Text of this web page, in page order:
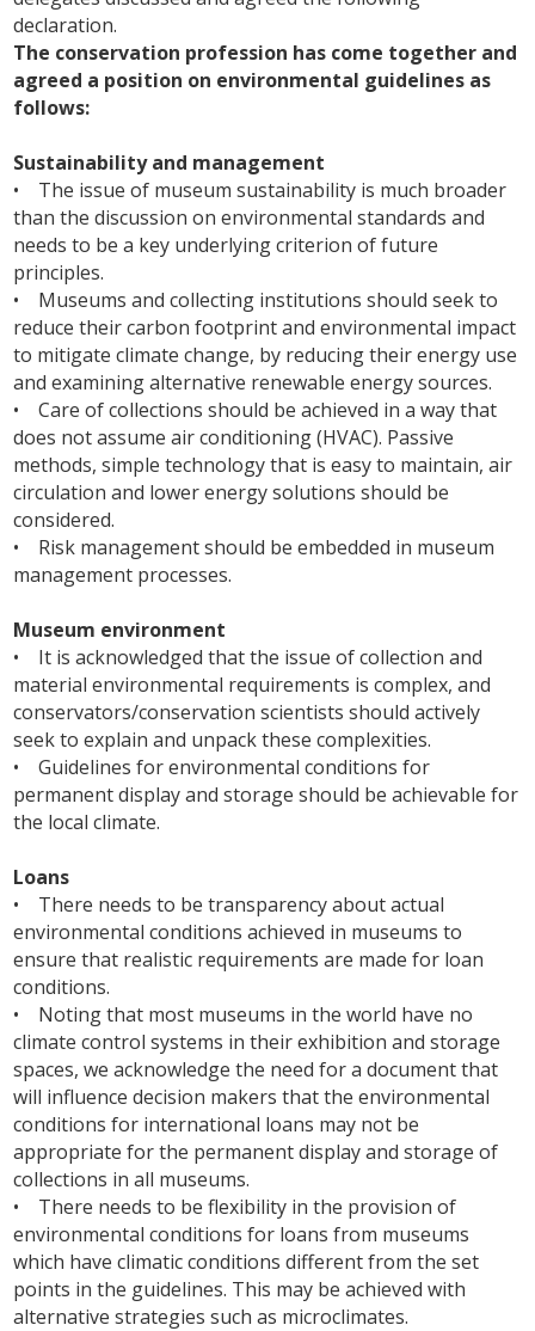
declaration.
The conservation profession has come together and
agreed a position on environmental guidelines as
follows:
Sustainability and management
• The issue of museum sustainability is much broader
than the discussion on environmental standards and
needs to be a key underlying criterion of future
principles.
• Museums and collecting institutions should seek to
reduce their carbon footprint and environmental impact
to mitigate climate change, by reducing their energy use
and examining alternative renewable energy sources.
• Care of collections should be achieved in a way that
does not assume air conditioning (HVAC). Passive
methods, simple technology that is easy to maintain, air
circulation and lower energy solutions should be
considered.
• Risk management should be embedded in museum
management processes.
Museum environment
• It is acknowledged that the issue of collection and
material environmental requirements is complex, and
conservators/conservation scientists should actively
seek to explain and unpack these complexities.
• Guidelines for environmental conditions for
permanent display and storage should be achievable for
the local climate.
Loans
• There needs to be transparency about actual
environmental conditions achieved in museums to
ensure that realistic requirements are made for loan
conditions.
• Noting that most museums in the world have no
climate control systems in their exhibition and storage
spaces, we acknowledge the need for a document that
will influence decision makers that the environmental
conditions for international loans may not be
appropriate for the permanent display and storage of
collections in all museums.
• There needs to be flexibility in the provision of
environmental conditions for loans from museums
which have climatic conditions different from the set
points in the guidelines. This may be achieved with
alternative strategies such as microclimates.